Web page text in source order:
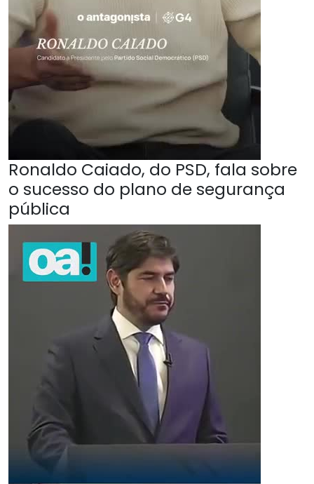
Ronaldo Caiado, do PSD, fala sobre
o sucesso do plano de segurança
pública